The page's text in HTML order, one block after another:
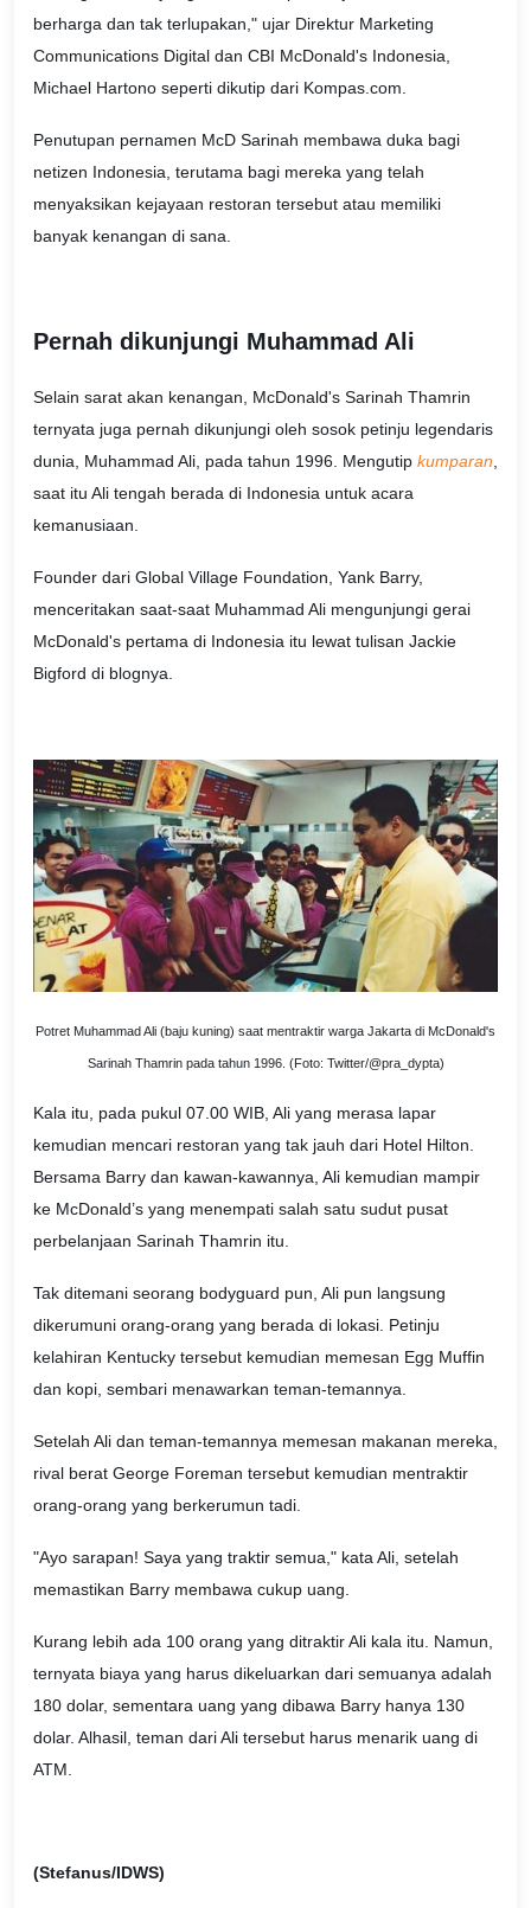
berharga dan tak terlupakan," ujar Direktur Marketing
Communications Digital dan CBI McDonald's Indonesia,
Michael Hartono seperti dikutip dari Kompas.com.
Penutupan pernamen McD Sarinah membawa duka bagi
netizen Indonesia, terutama bagi mereka yang telah
menyaksikan kejayaan restoran tersebut atau memiliki
banyak kenangan di sana.
Pernah dikunjungi Muhammad Ali
Selain sarat akan kenangan, McDonald's Sarinah Thamrin
ternyata juga pernah dikunjungi oleh sosok petinju legendaris
dunia, Muhammad Ali, pada tahun 1996. Mengutip kumparan,
saat itu Ali tengah berada di Indonesia untuk acara
kemanusiaan.
Founder dari Global Village Foundation, Yank Barry,
menceritakan saat-saat Muhammad Ali mengunjungi gerai
McDonald's pertama di Indonesia itu lewat tulisan Jackie
Bigford di blognya.
Potret Muhammad Ali (baju kuning) saat mentraktir warga Jakarta di McDonald's
Sarinah Thamrin pada tahun 1996. (Foto: Twitter/@pra_dypta)
Kala itu, pada pukul 07.00 WIB, Ali yang merasa lapar
kemudian mencari restoran yang tak jauh dari Hotel Hilton.
Bersama Barry dan kawan-kawannya, Ali kemudian mampir
ke McDonald’s yang menempati salah satu sudut pusat
perbelanjaan Sarinah Thamrin itu.
Tak ditemani seorang bodyguard pun, Ali pun langsung
dikerumuni orang-orang yang berada di lokasi. Petinju
kelahiran Kentucky tersebut kemudian memesan Egg Muffin
dan kopi, sembari menawarkan teman-temannya.
Setelah Ali dan teman-temannya memesan makanan mereka,
rival berat George Foreman tersebut kemudian mentraktir
orang-orang yang berkerumun tadi.
"Ayo sarapan! Saya yang traktir semua," kata Ali, setelah
memastikan Barry membawa cukup uang.
Kurang lebih ada 100 orang yang ditraktir Ali kala itu. Namun,
ternyata biaya yang harus dikeluarkan dari semuanya adalah
180 dolar, sementara uang yang dibawa Barry hanya 130
dolar. Alhasil, teman dari Ali tersebut harus menarik uang di
ATM.
(Stefanus/IDWS)